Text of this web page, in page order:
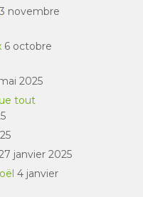
3 novembre
6 octobre
2025
tout
janvier 2025
4 janvier